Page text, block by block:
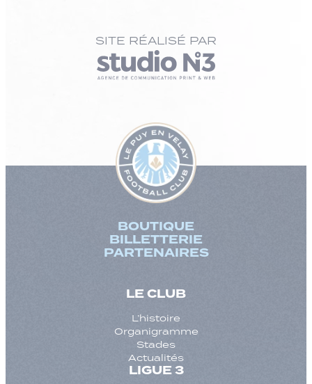
SITE RÉALISÉ PAR
BOUTIQUE
BILLETTERIE
PARTENAIRES
LE CLUB
L’histoire
Organigramme
Stades
Actualités
LIGUE 3